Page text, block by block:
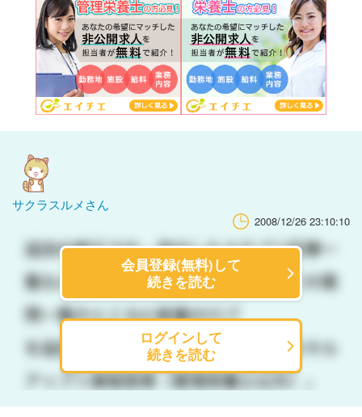
サクラスルメさん
2008/12/26 23:10:10
会員登録(無料)して
続きを読む
ログインして
続きを読む